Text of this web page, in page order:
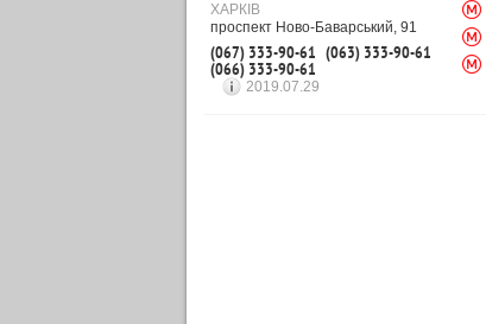
ХАРКІВ
проспект Ново-Баварський, 91
(067) 333-90-61 (063) 333-90-61
(066) 333-90-61
2019.07.29